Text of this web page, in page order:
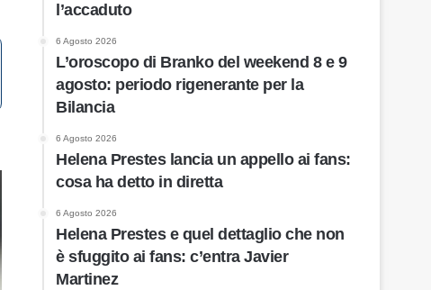
l’accaduto
6 Agosto 2026
L’oroscopo di Branko del weekend 8 e 9
agosto: periodo rigenerante per la
Bilancia
6 Agosto 2026
Helena Prestes lancia un appello ai fans:
cosa ha detto in diretta
6 Agosto 2026
Helena Prestes e quel dettaglio che non
è sfuggito ai fans: c’entra Javier
Martinez